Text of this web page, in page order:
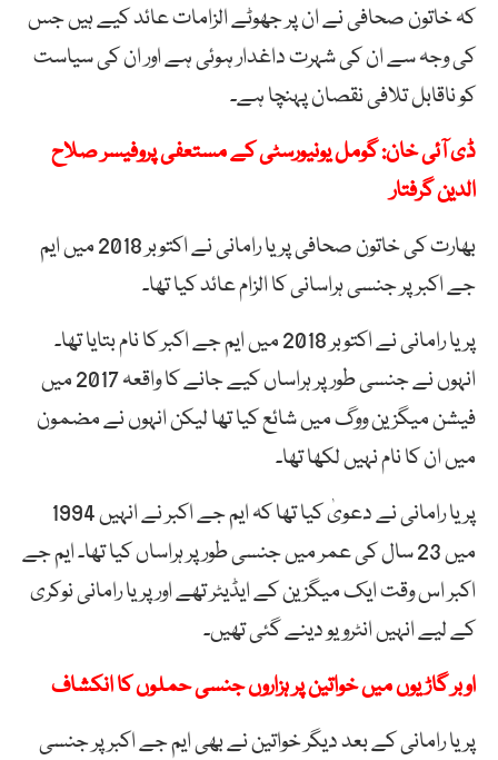
کہ خاتون صحافی نے ان پر جھوٹے الزامات عائد کیے ہیں جس
کی وجہ سے ان کی شہرت داغدار ہوئی ہے اور ان کی سیاست
کو ناقابل تلافی نقصان پہنچا ہے۔
ڈی آئی خان: گومل یونیورسٹی کے مستعفی پروفیسر صلاح
الدین گرفتار
بھارت کی خاتون صحافی پریا رامانی نے اکتوبر 2018 میں ایم
جے اکبر پر جنسی ہراسانی کا الزام عائد کیا تھا۔
پریا رامانی نے اکتوبر 2018 میں ایم جے اکبر کا نام بتایا تھا۔
انہوں نے جنسی طور پر ہراساں کیے جانے کا واقعہ 2017 میں
فیشن میگزین ووگ میں شائع کیا تھا لیکن انہوں نے مضمون
میں ان کا نام نہیں لکھا تھا۔
پریا رامانی نے دعویٰ کیا تھا کہ ایم جے اکبر نے انہیں 1994
میں 23 سال کی عمر میں جنسی طور پر ہراساں کیا تھا۔ ایم جے
اکبر اس وقت ایک میگزین کے ایڈیٹر تھے اور پریا رامانی نوکری
کے لیے انہیں انٹرویو دینے گئی تھیں۔
اوبر گاڑیوں میں خواتین پر ہزاروں جنسی حملوں کا انکشاف
پریا رامانی کے بعد دیگر خواتین نے بھی ایم جے اکبر پر جنسی